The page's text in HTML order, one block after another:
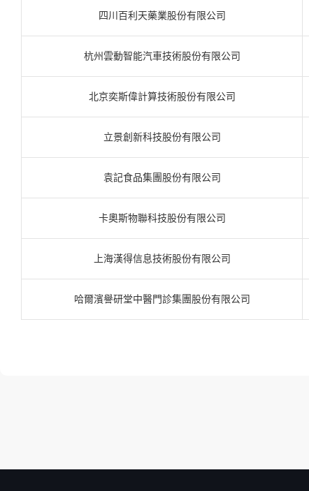
四川百利天藥業股份有限公司
杭州雲動智能汽車技術股份有限公司
北京奕斯偉計算技術股份有限公司
立景創新科技股份有限公司
袁記食品集團股份有限公司
卡奧斯物聯科技股份有限公司
上海漢得信息技術股份有限公司
哈爾濱譽研堂中醫門診集團股份有限公司